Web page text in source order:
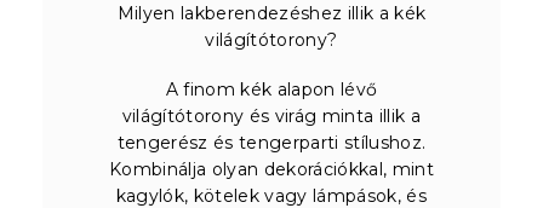
Milyen lakberendezéshez illik a kék
világítótorony?
A finom kék alapon lévő
világítótorony és virág minta illik a
tengerész és tengerparti stílushoz.
Kombinálja olyan dekorációkkal, mint
kagylók, kötelek vagy lámpások, és